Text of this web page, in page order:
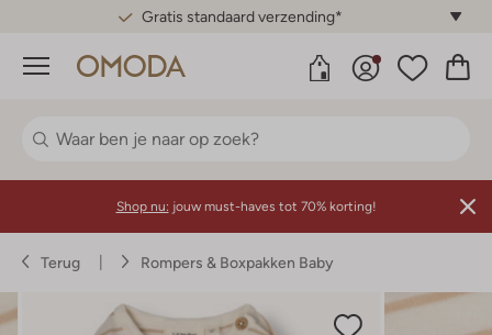
Gratis standaard verzending*
Menu
Shop nu: jouw must-haves tot 70% korting!
Terug Rompers & Boxpakken Baby